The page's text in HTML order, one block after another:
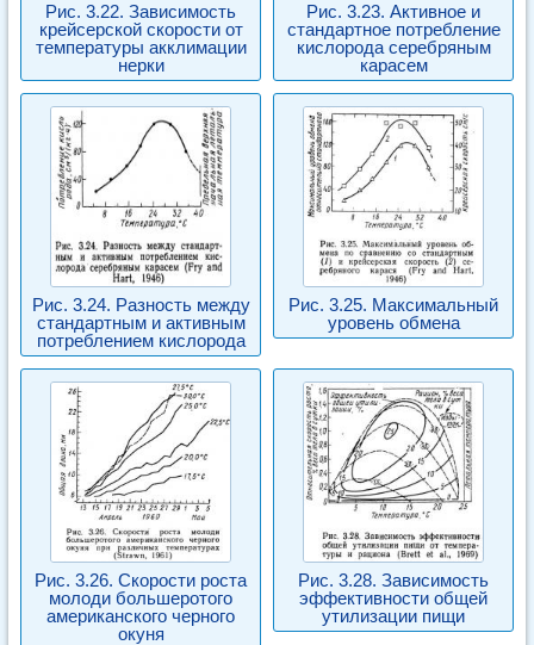
Рис. 3.22. Зависимость
крейсерской скорости от
температуры акклимации
нерки
Рис. 3.23. Активное и
стандартное потребление
кислорода серебряным
карасем
Рис. 3.24. Разность между
стандартным и активным
потреблением кислорода
Рис. 3.25. Максимальный
уровень обмена
Рис. 3.26. Скорости роста
молоди большеротого
американского черного
окуня
Рис. 3.28. Зависимость
эффективности общей
утилизации пищи